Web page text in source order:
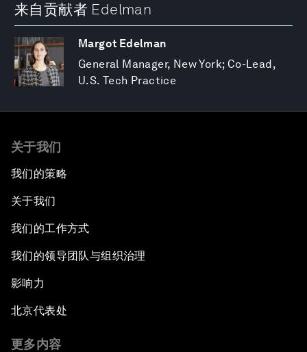
来自贡献者 Edelman
Margot Edelman
General Manager, New York; Co-Lead,
U.S. Tech Practice
关于我们
我们的策略
关于我们
我们的工作方式
我们的领导团队与组织治理
影响力
北京代表处
更多内容